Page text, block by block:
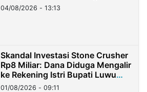
04/08/2026 - 13:13
Skandal Investasi Stone Crusher
Rp8 Miliar: Dana Diduga Mengalir
ke Rekening Istri Bupati Luwu
Timur
01/08/2026 - 09:11